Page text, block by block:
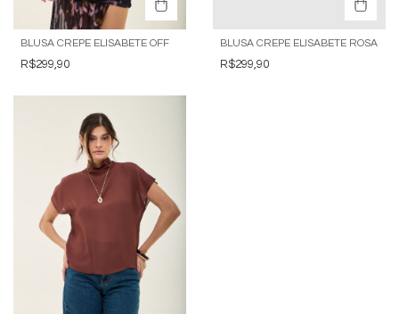
BLUSA CREPE ELISABETE OFF
R$299,90
BLUSA CREPE ELISABETE ROSA
R$299,90